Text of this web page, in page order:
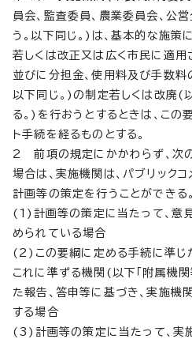
員会、監査委員、農業委員会、公
う。以下同じ。)は、基本的な施策
若しくは改正又は広く市民に適
並びに分担金、使用料及び手数料
以下同じ。)の制定若しくは改廃(
る。)を行おうとするときは、この
ト手続を経るものとする。
2 前項の規定にかかわらず、次
場合は、実施機関は、パブリックコ
計画等の策定を行うことができる。
(1)計画等の策定に当たって、意
められている場合
(2)この要綱に定める手続に準じ
これに準ずる機関(以下「附属機
た報告、答申等に基づき、実施機
する場合
(3)計画等の策定に当たって、実